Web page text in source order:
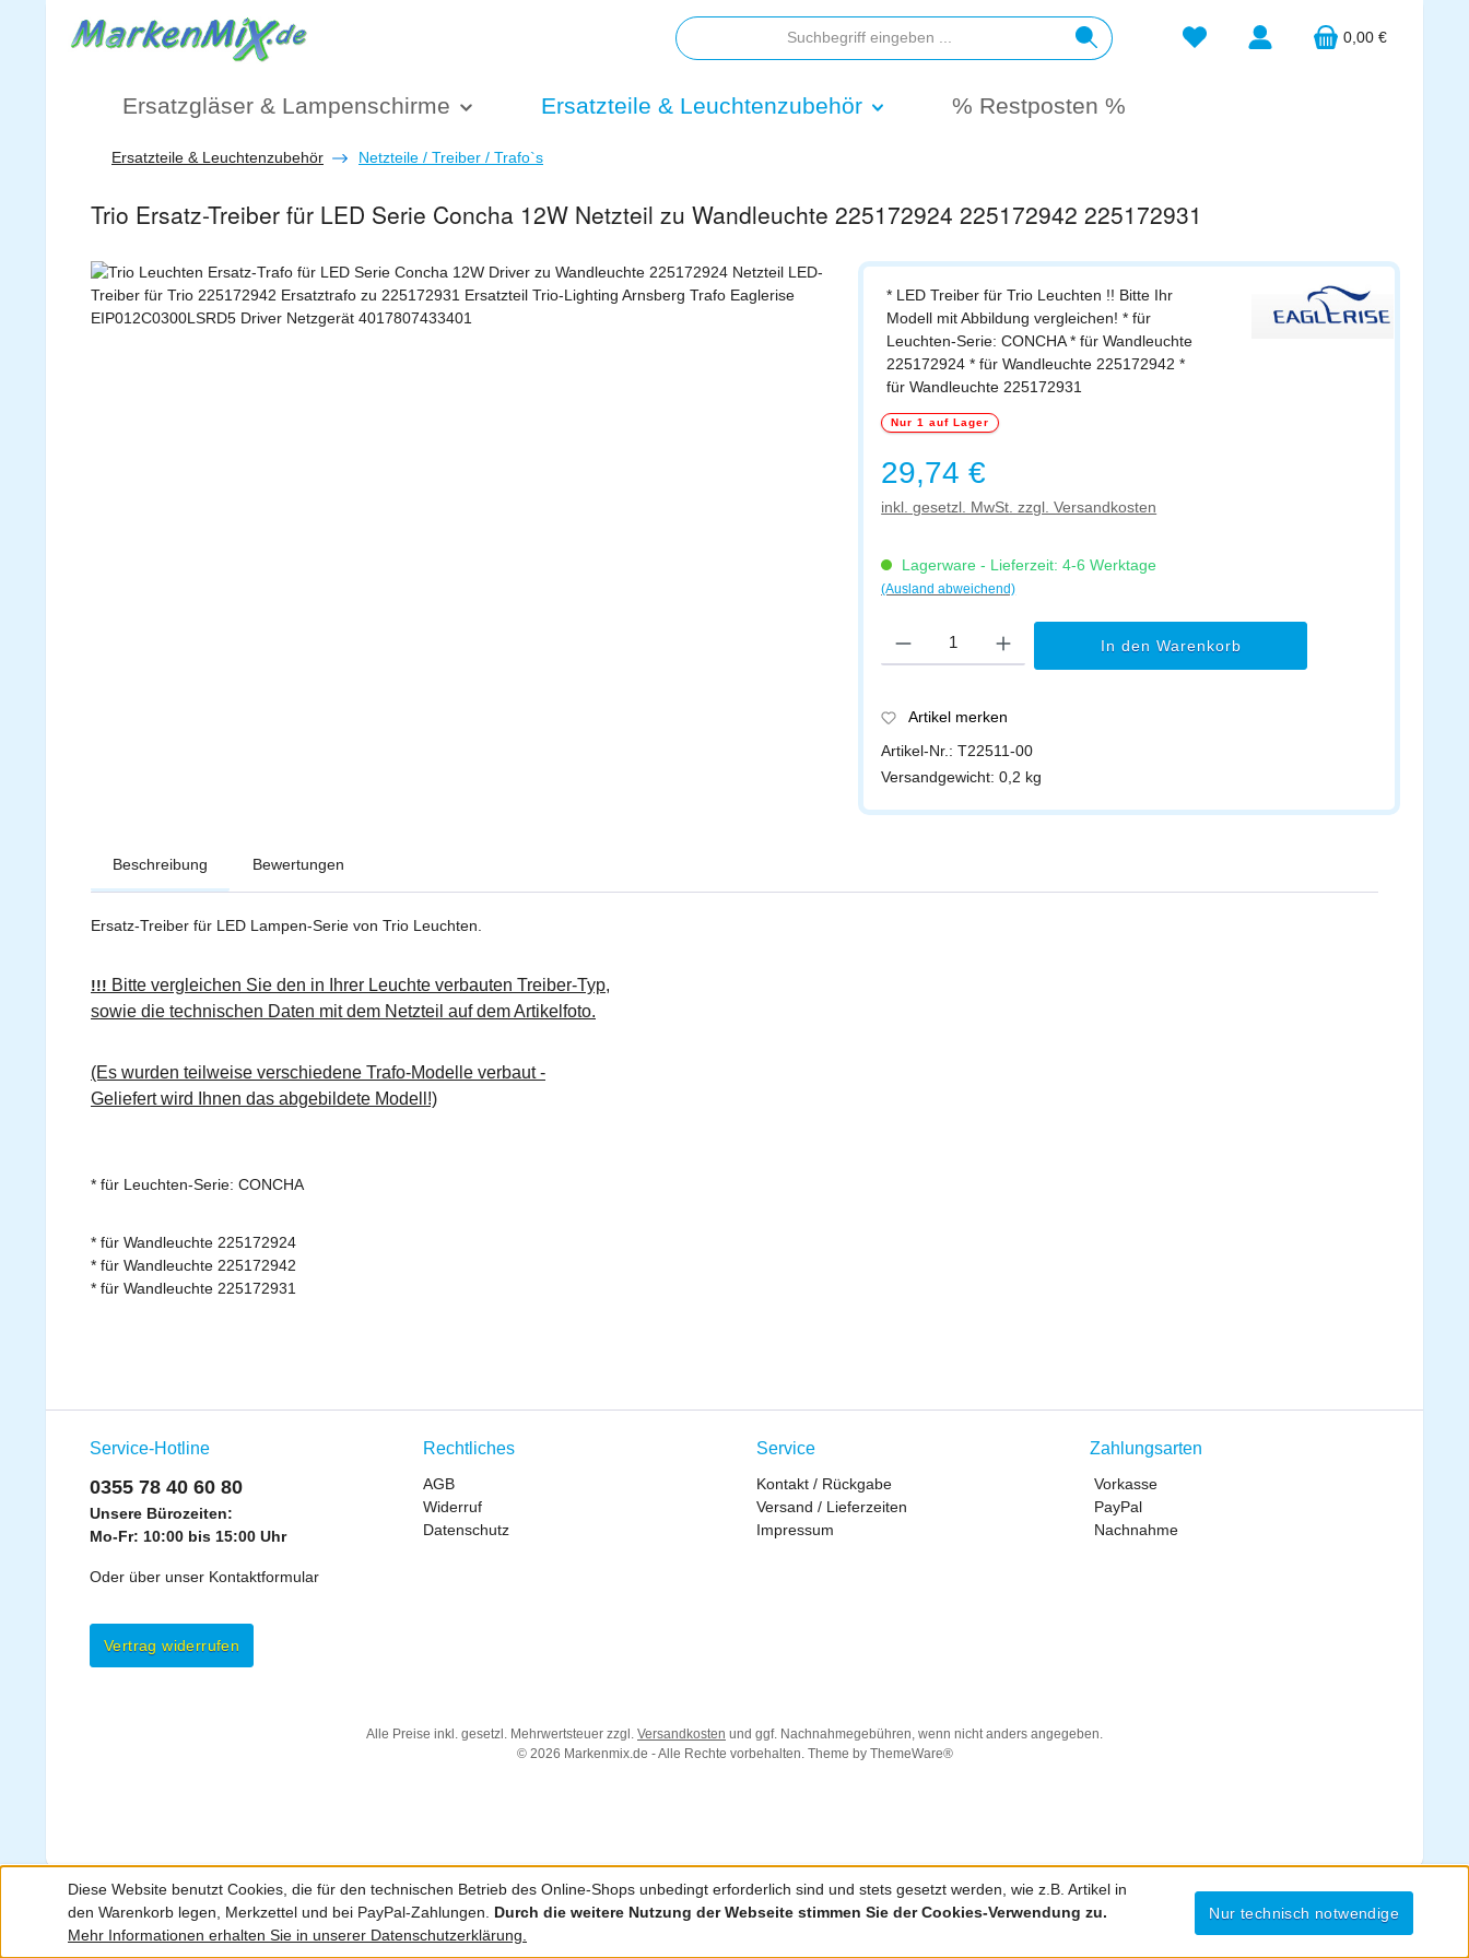
Hauptinhalt springen
Zur Suche springen
Zur Hauptnavigation springen
Du hast 0 Produkte auf dem
0,00 €
Ersatzgläser & Lampenschirme Ersatzteile & Leuchtenzubehör % Restposten %
Ersatzteile & Leuchtenzubehör Netzteile / Treiber / Trafo`s
Trio Ersatz-Treiber für LED Serie Concha 12W Netzteil zu Wandleuchte 225172924 225172942 225172931
Bildergalerie überspringen
* LED Treiber für Trio Leuchten !! Bitte Ihr
Modell mit Abbildung vergleichen! * für
Leuchten-Serie: CONCHA * für Wandleuchte
225172924 * für Wandleuchte 225172942 *
für Wandleuchte 225172931
Nur 1 auf Lager
Regulärer Preis:
29,74 €
inkl. gesetzl. MwSt. zzgl. Versandkosten
Lagerware - Lieferzeit: 4-6 Werktage
(Ausland abweichend)
In den Warenkorb
Artikel merken
Artikel-Nr.:T22511-00
Versandgewicht:0,2 kg
Beschreibung Bewertungen
Ersatz-Treiber für LED Lampen-Serie von Trio Leuchten.
!!! Bitte vergleichen Sie den in Ihrer Leuchte verbauten Treiber-Typ,
sowie die technischen Daten mit dem Netzteil auf dem Artikelfoto.
(Es wurden teilweise verschiedene Trafo-Modelle verbaut -
Geliefert wird Ihnen das abgebildete Modell!)
* für Leuchten-Serie: CONCHA
* für Wandleuchte 225172924
* für Wandleuchte 225172942
* für Wandleuchte 225172931
Service-Hotline
0355 78 40 60 80
Unsere Bürozeiten:
Mo-Fr: 10:00 bis 15:00 Uhr
Oder über unser Kontaktformular
Vertrag widerrufen
Rechtliches
AGB
Widerruf
Datenschutz
Service
Kontakt / Rückgabe
Versand / Lieferzeiten
Impressum
Zahlungsarten
Vorkasse
PayPal
Nachnahme
Alle Preise inkl. gesetzl. Mehrwertsteuer zzgl. Versandkosten und ggf. Nachnahmegebühren, wenn nicht anders angegeben.
© 2026 Markenmix.de - Alle Rechte vorbehalten. Theme by ThemeWare®
Diese Website benutzt Cookies, die für den technischen Betrieb des Online-Shops unbedingt erforderlich sind und stets gesetzt werden, wie z.B. Artikel in
den Warenkorb legen, Merkzettel und bei PayPal-Zahlungen. Durch die weitere Nutzung der Webseite stimmen Sie der Cookies-Verwendung zu.
Mehr Informationen erhalten Sie in unserer Datenschutzerklärung.
Nur technisch notwendige